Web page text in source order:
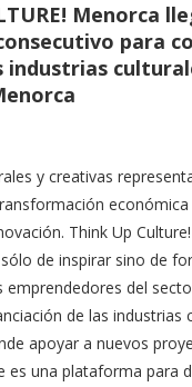
Menorca
para
industrias
y creativas
económica
Think Up
de inspirar sino de
del
de las industrias
apoyar a nuevos
es una plataforma para